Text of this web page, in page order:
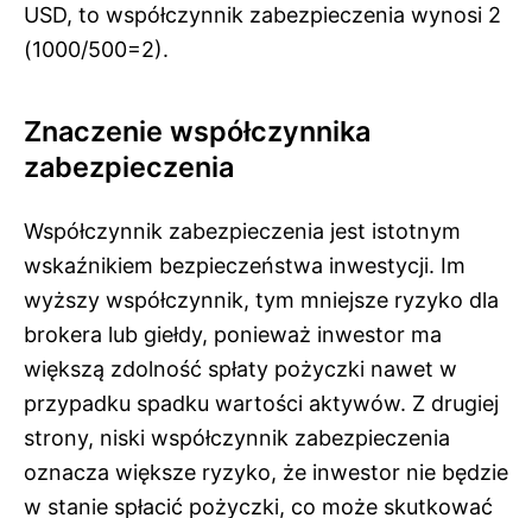
USD, to współczynnik zabezpieczenia wynosi 2
(1000/500=2).
Znaczenie współczynnika
zabezpieczenia
Współczynnik zabezpieczenia jest istotnym
wskaźnikiem bezpieczeństwa inwestycji. Im
wyższy współczynnik, tym mniejsze ryzyko dla
brokera lub giełdy, ponieważ inwestor ma
większą zdolność spłaty pożyczki nawet w
przypadku spadku wartości aktywów. Z drugiej
strony, niski współczynnik zabezpieczenia
oznacza większe ryzyko, że inwestor nie będzie
w stanie spłacić pożyczki, co może skutkować